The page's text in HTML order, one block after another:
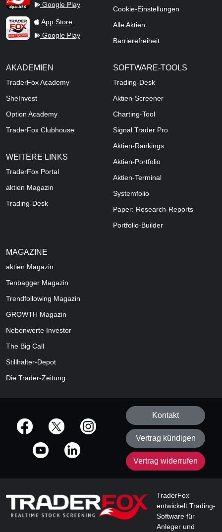
Google Play
TraderFox Live Trading
App Store
Google Play
Cookie-Einstellungen
Alle Aktien
Barrierefreiheit
AKADEMIEN
TraderFox Academy
SheInvest
Option Academy
TraderFox Clubhouse
WEITERE LINKS
TraderFox Portal
aktien Magazin
Trading-Desk
SOFTWARE-TOOLS
Trading-Desk
Aktien-Screener
Charting-Tool
Signal Trader Pro
Aktien-Rankings
Aktien-Portfolio
Aktien-Terminal
Systemfolio
Paper: Research-Reports
Portfolio-Builder
MAGAZINE
aktien Magazin
Tenbagger Magazin
Trendfollowing Magazin
GROWTH Magazin
Nebenwerte Investor
The Big Call
Stillhalter-Depot
Die Trader-Zeitung
offizielle Social Media-Accounts
Kontakt
Vertrag kündigen
Vertrag widerrufen
TraderFox
entwickelt Trading-
Software für
Anleger und